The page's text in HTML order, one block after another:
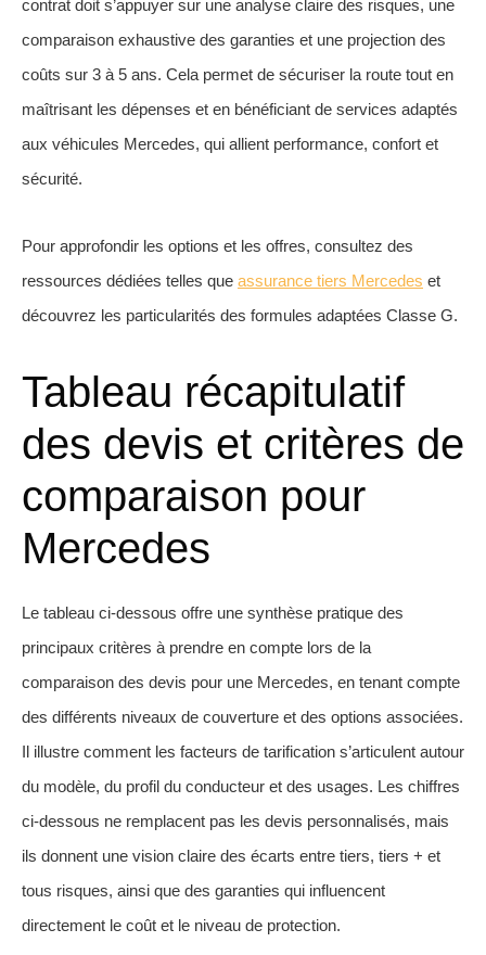
contrat doit s’appuyer sur une analyse claire des risques, une
comparaison exhaustive des garanties et une projection des
coûts sur 3 à 5 ans. Cela permet de sécuriser la route tout en
maîtrisant les dépenses et en bénéficiant de services adaptés
aux véhicules Mercedes, qui allient performance, confort et
sécurité.
Pour approfondir les options et les offres, consultez des
ressources dédiées telles que assurance tiers Mercedes et
découvrez les particularités des formules adaptées Classe G.
Tableau récapitulatif
des devis et critères de
comparaison pour
Mercedes
Le tableau ci-dessous offre une synthèse pratique des
principaux critères à prendre en compte lors de la
comparaison des devis pour une Mercedes, en tenant compte
des différents niveaux de couverture et des options associées.
Il illustre comment les facteurs de tarification s’articulent autour
du modèle, du profil du conducteur et des usages. Les chiffres
ci-dessous ne remplacent pas les devis personnalisés, mais
ils donnent une vision claire des écarts entre tiers, tiers + et
tous risques, ainsi que des garanties qui influencent
directement le coût et le niveau de protection.